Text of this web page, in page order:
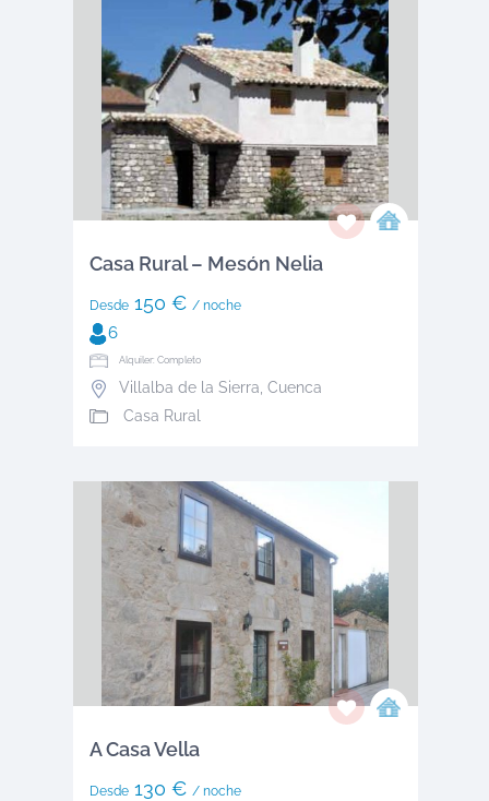
Casa Rural – Mesón Nelia
Desde150 € / noche
6
Alquiler: Completo
Villalba de la Sierra, Cuenca
Casa Rural
A Casa Vella
Desde130 € / noche